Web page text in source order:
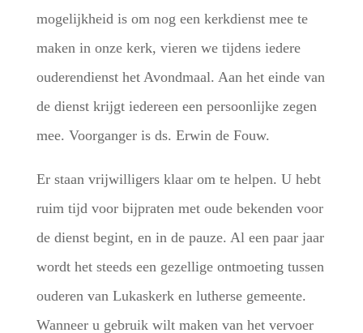
mogelijkheid is om nog een kerkdienst mee te
maken in onze kerk, vieren we tijdens iedere
ouderendienst het Avondmaal. Aan het einde van
de dienst krijgt iedereen een persoonlijke zegen
mee. Voorganger is ds. Erwin de Fouw.
Er staan vrijwilligers klaar om te helpen. U hebt
ruim tijd voor bijpraten met oude bekenden voor
de dienst begint, en in de pauze. Al een paar jaar
wordt het steeds een gezellige ontmoeting tussen
ouderen van Lukaskerk en lutherse gemeente.
Wanneer u gebruik wilt maken van het vervoer